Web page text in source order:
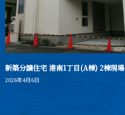
新築分譲住宅 港南1丁目(A棟) 2棟現場
2026年4月6日